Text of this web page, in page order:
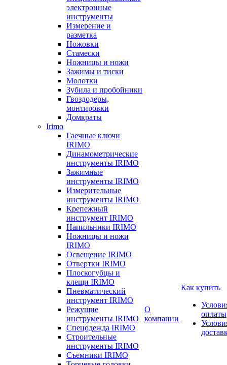
электронные
инструменты
Измерение и
разметка
Ножовки
Стамески
Ножницы и ножи
Зажимы и тиски
Молотки
Зубила и пробойники
Гвоздодеры,
монтировки
Домкраты
Irimo
Гаечные ключи
IRIMO
Динамометрические
инструменты IRIMO
Зажимные
инструменты IRIMO
Измерительные
инструменты IRIMO
Крепежный
инструмент IRIMO
Напильники IRIMO
Ножницы и ножи
IRIMO
Освещение IRIMO
Отвертки IRIMO
Плоскогубцы и
клещи IRIMO
Пневматический
инструмент IRIMO
Режущие
инструменты IRIMO
Спецодежда IRIMO
Строительные
инструменты IRIMO
Съемники IRIMO
О
компании
Как купить
оплаты